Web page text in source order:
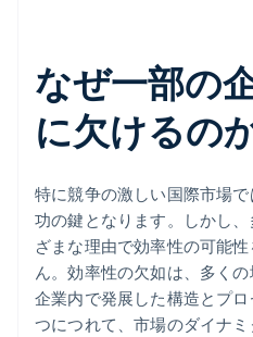
なぜ一部の
に欠けるの
特に競争の激しい国際市場
功の鍵となります。しかし
ざまな理由で効率性の可能
ん。効率性の欠如は、多く
企業内で発展した構造とプ
つにつれて、市場のダイナ